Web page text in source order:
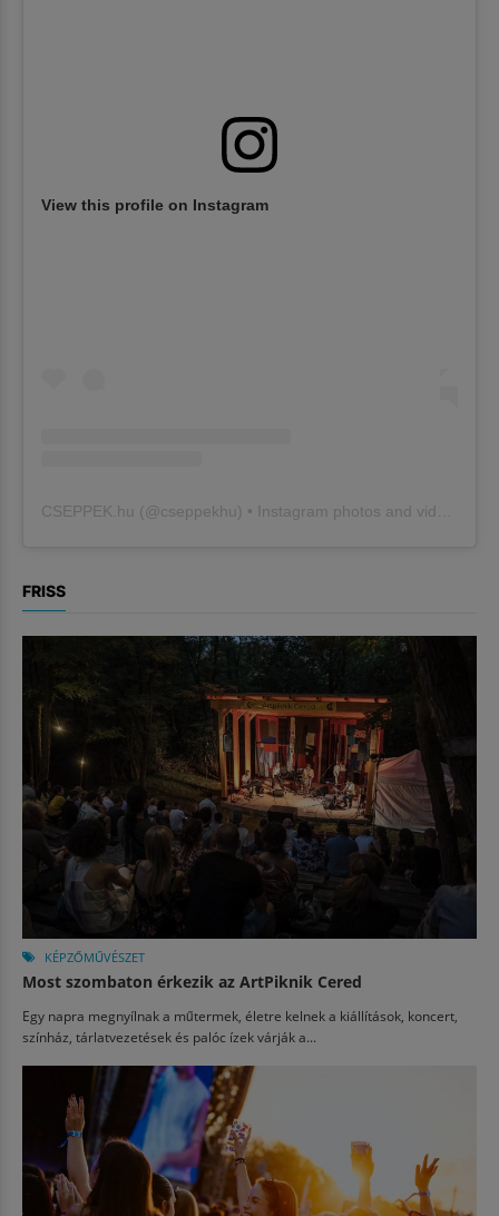
View this profile on Instagram
CSEPPEK.hu (@cseppekhu ) • Instagram photos and videos
FRISS
KÉPZŐMŰVÉSZET
Most szombaton érkezik az ArtPiknik Cered
Egy napra megnyílnak a műtermek, életre kelnek a kiállítások, koncert,
színház, tárlatvezetések és palóc ízek várják a...